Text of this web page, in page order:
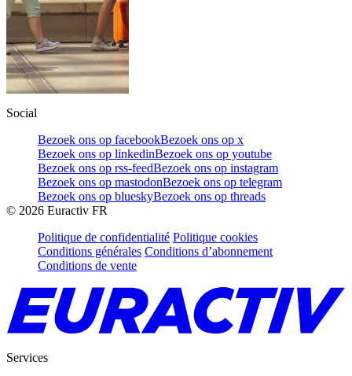
Social
Bezoek ons op facebookBezoek ons op x
Bezoek ons op linkedinBezoek ons op youtube
Bezoek ons op rss-feedBezoek ons op instagram
Bezoek ons op mastodonBezoek ons op telegram
Bezoek ons op blueskyBezoek ons op threads
© 2026 Euractiv FR
Politique de confidentialité Politique cookies
Conditions générales Conditions d’abonnement
Conditions de vente
Services